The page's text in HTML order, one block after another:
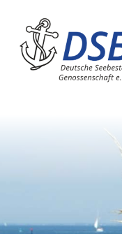
Hauptinhalt
Hauptnavigation